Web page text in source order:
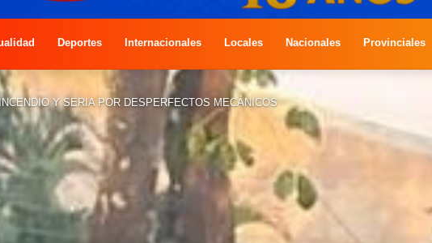
Deportes Internacionales Locales Nacionales Provinciales
Y SERIA POR DESPERFECTOS MECÁNICOS